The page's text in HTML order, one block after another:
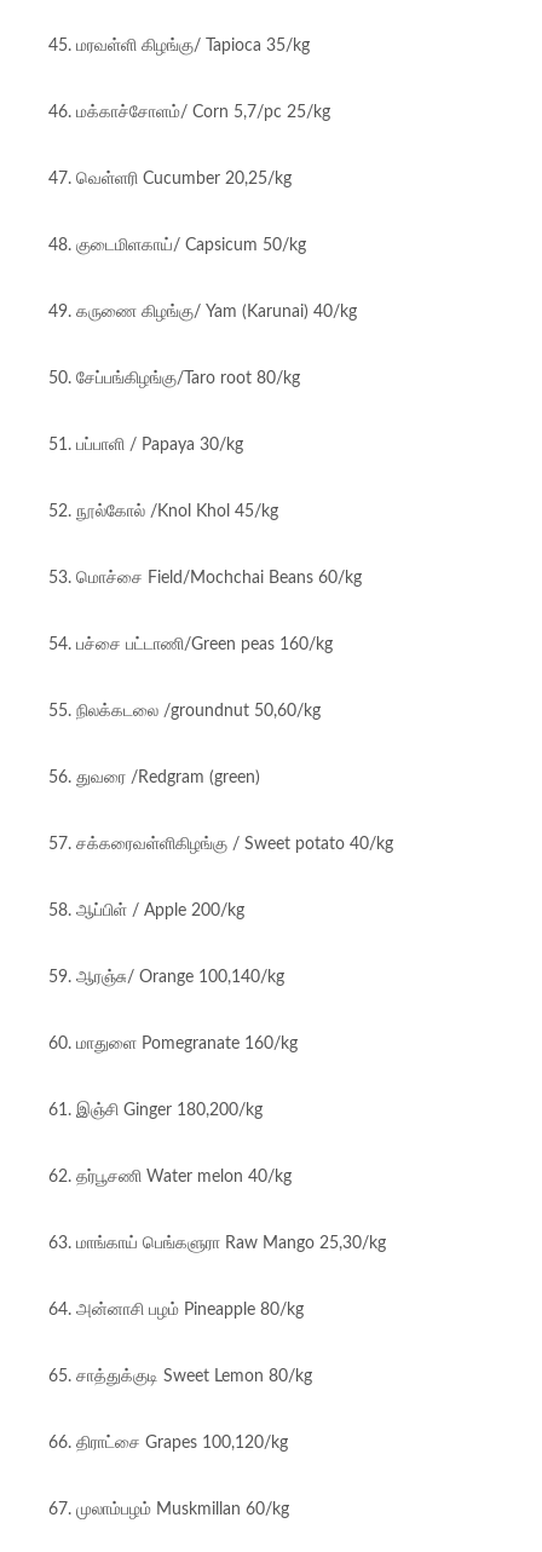
45. மரவள்ளி கிழங்கு/ Tapioca 35/kg
46. மக்காச்சோளம்/ Corn 5,7/pc 25/kg
47. வெள்ளரி Cucumber 20,25/kg
48. குடைமிளகாய்/ Capsicum 50/kg
49. கருணை கிழங்கு/ Yam (Karunai) 40/kg
50. சேப்பங்கிழங்கு/Taro root 80/kg
51. பப்பாளி / Papaya 30/kg
52. நூல்கோல் /Knol Khol 45/kg
53. மொச்சை Field/Mochchai Beans 60/kg
54. பச்சை பட்டாணி/Green peas 160/kg
55. நிலக்கடலை /groundnut 50,60/kg
56. துவரை /Redgram (green)
57. சக்கரைவள்ளிகிழங்கு / Sweet potato 40/kg
58. ஆப்பிள் / Apple 200/kg
59. ஆரஞ்சு/ Orange 100,140/kg
60. மாதுளை Pomegranate 160/kg
61. இஞ்சி Ginger 180,200/kg
62. தர்பூசணி Water melon 40/kg
63. மாங்காய் பெங்களுரா Raw Mango 25,30/kg
64. அன்னாசி பழம் Pineapple 80/kg
65. சாத்துக்குடி Sweet Lemon 80/kg
66. திராட்சை Grapes 100,120/kg
67. முலாம்பழம் Muskmillan 60/kg